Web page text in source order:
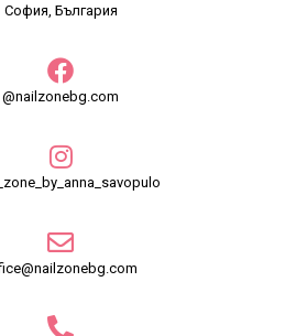
София, България
@nailzonebg.com